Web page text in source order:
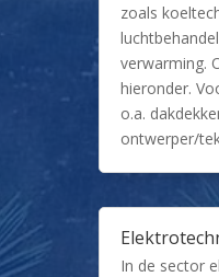
zoals
verwarming.
hieronder.
o.a.
ontwerper/
In de sector